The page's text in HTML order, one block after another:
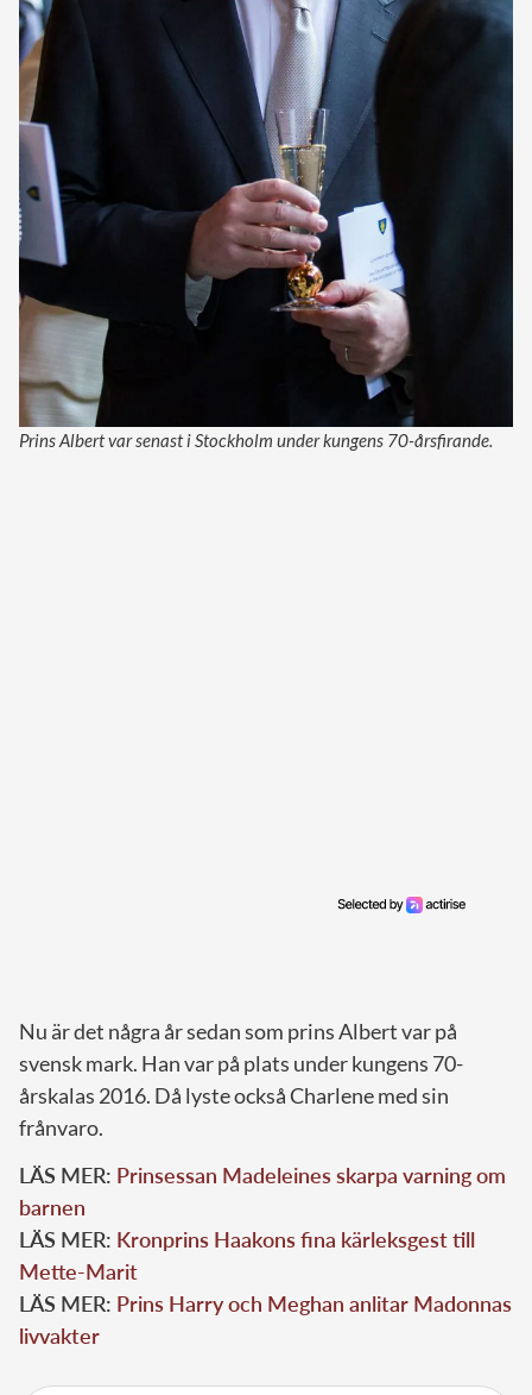
Prins Albert var senast i Stockholm under kungens 70-årsfirande.
Nu är det några år sedan som prins Albert var på
svensk mark. Han var på plats under kungens 70-
årskalas 2016. Då lyste också Charlene med sin
frånvaro.
LÄS MER: Prinsessan Madeleines skarpa varning om
barnen
LÄS MER: Kronprins Haakons fina kärleksgest till
Mette-Marit
LÄS MER: Prins Harry och Meghan anlitar Madonnas
livvakter